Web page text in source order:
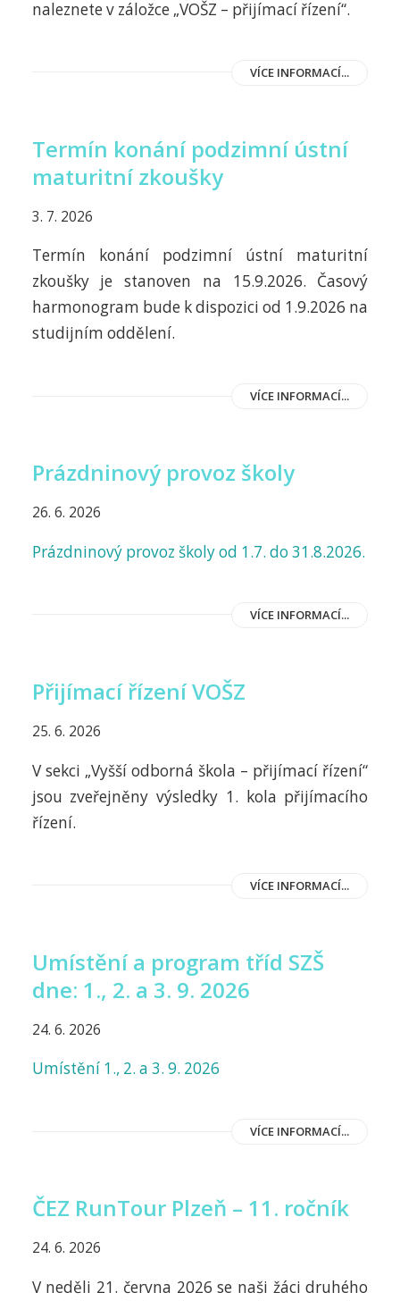
naleznete v záložce „VOŠZ – přijímací řízení“.
VÍCE INFORMACÍ...
Termín konání podzimní ústní
maturitní zkoušky
3. 7. 2026
Termín konání podzimní ústní maturitní
zkoušky je stanoven na 15.9.2026. Časový
harmonogram bude k dispozici od 1.9.2026 na
studijním oddělení.
VÍCE INFORMACÍ...
Prázdninový provoz školy
26. 6. 2026
Prázdninový provoz školy od 1.7. do 31.8.2026.
VÍCE INFORMACÍ...
Přijímací řízení VOŠZ
25. 6. 2026
V sekci „Vyšší odborná škola – přijímací řízení“
jsou zveřejněny výsledky 1. kola přijímacího
řízení.
VÍCE INFORMACÍ...
Umístění a program tříd SZŠ
dne: 1., 2. a 3. 9. 2026
24. 6. 2026
Umístění 1., 2. a 3. 9. 2026
VÍCE INFORMACÍ...
ČEZ RunTour Plzeň – 11. ročník
24. 6. 2026
V neděli 21. června 2026 se naši žáci druhého